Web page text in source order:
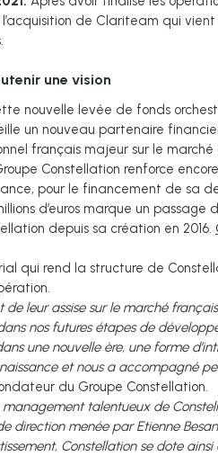
l’acquisition de Clariteam qui
une vision
nouvelle levée de fonds
un nouveau partenaire
français majeur sur le
Constellation renforce
pour le financement de sa
d’euros marque un
depuis sa création en 2016.
qui rend la structure de
leur assise sur le marché
nos futures étapes de
une nouvelle ère, une forme
et nous a accompagné
du Groupe Constellation.
talentueux de
direction menée par Etienne
Constellation se dote